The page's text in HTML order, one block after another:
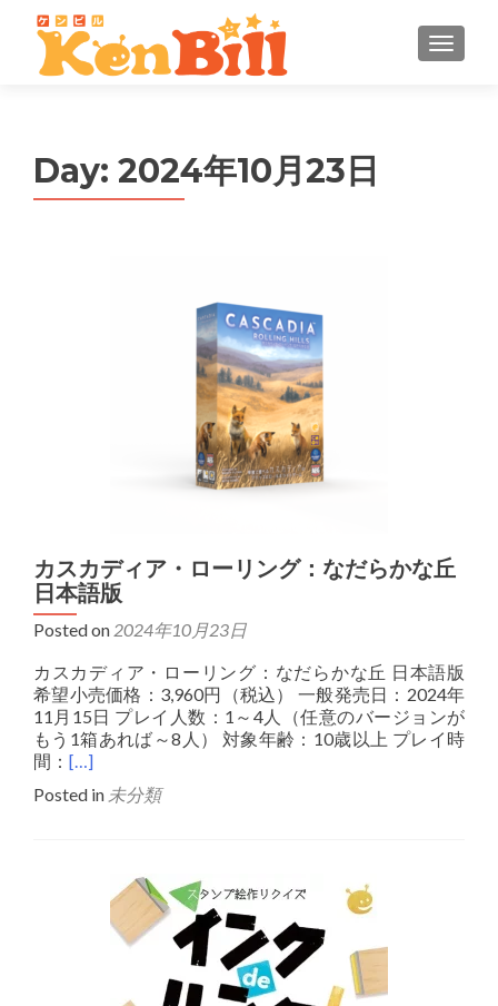
MENU
Day: 2024年10月23日
カスカディア・ローリング：なだらかな丘
日本語版
Posted on 2024年10月23日
カスカディア・ローリング：なだらかな丘 日本語版
希望小売価格：3,960円（税込） 一般発売日：2024年
11月15日 プレイ人数：1～4人（任意のバージョンが
もう1箱あれば～8人） 対象年齢：10歳以上 プレイ時
間： […]
Posted in 未分類